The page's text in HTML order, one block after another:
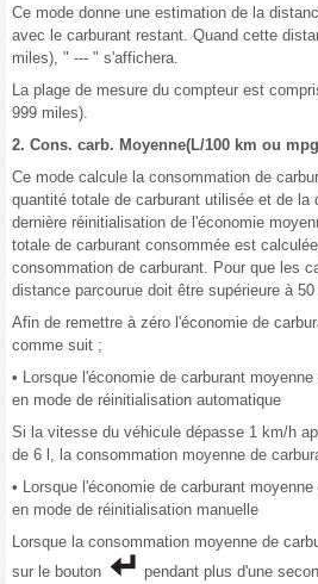
Ce mode donne une estimation de la
avec le carburant restant. Quand cette
miles), " --- " s'affichera.
La plage de mesure du compteur est
999 miles).
2. Cons. carb. Moyenne(L/100 km ou
Ce mode calcule la consommation de
quantité totale de carburant utilisée et de la
dernière réinitialisation de l'économie
totale de carburant consommée est
consommation de carburant. Pour que les
distance parcourue doit être supérieure à
Afin de remettre à zéro l'économie de
comme suit ;
• Lorsque l'économie de carburant
en mode de réinitialisation automatique
Si la vitesse du véhicule dépasse 1 km/h
de 6 l, la consommation moyenne de
• Lorsque l'économie de carburant
en mode de réinitialisation manuelle
Lorsque la consommation moyenne de
sur le bouton
pendant plus d'une